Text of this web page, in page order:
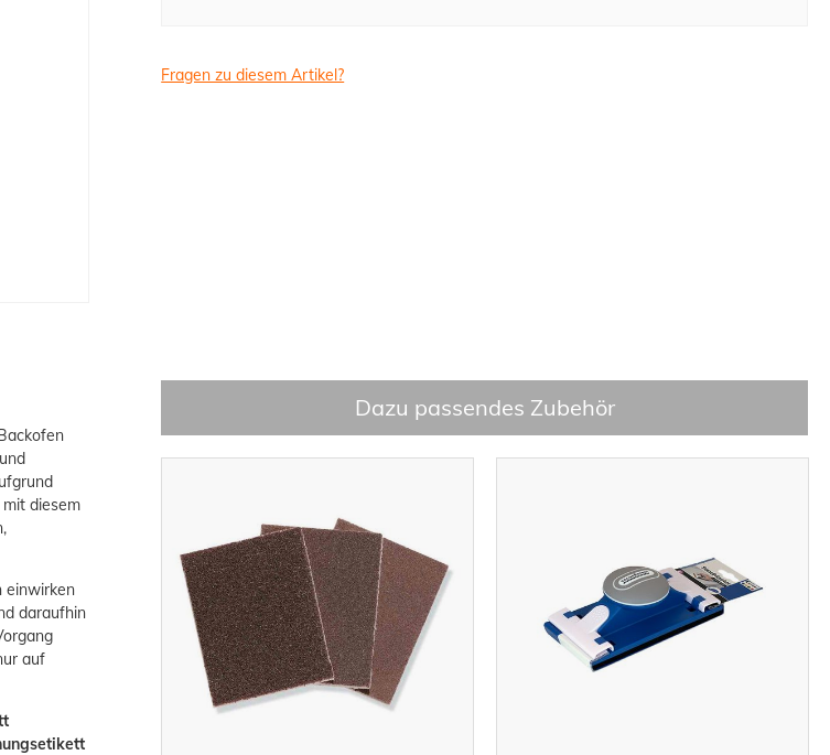
Fragen zu diesem Artikel?
diesem
einwirken
daraufhin
auf
Dazu passendes Zubehör